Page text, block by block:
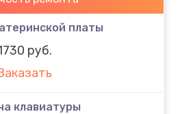
платы
руб.
клавиатуры